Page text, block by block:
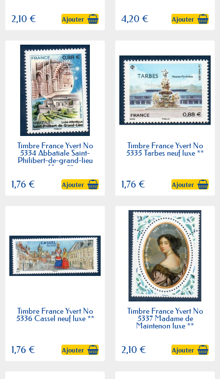
2,10 € Ajouter 4,20 € Ajouter
Timbre France Yvert No
5334 Abbatiale Saint-
Philibert-de-grand-lieu
neuf luxe **
1,76 € Ajouter
Timbre France Yvert No
5335 Tarbes neuf luxe **
1,76 € Ajouter
Timbre France Yvert No
5336 Cassel neuf luxe **
1,76 € Ajouter
Timbre France Yvert No
5337 Madame de
Maintenon luxe **
2,10 € Ajouter